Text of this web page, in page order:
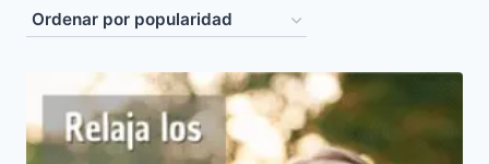
popularidad